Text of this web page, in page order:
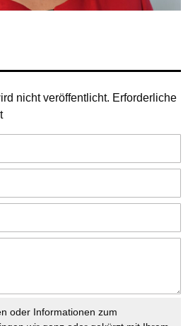
nicht veröffentlicht. Erforderliche
oder Informationen zum